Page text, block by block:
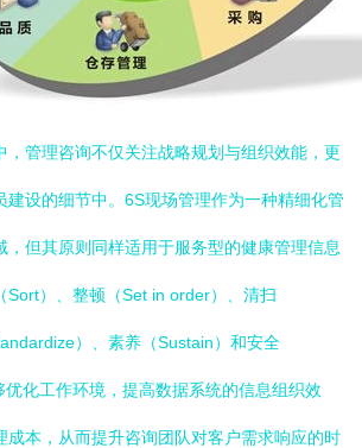
，管理咨询不仅关注战略规划与组织效能，更
建设的细节中。6S现场管理作为一种精细化管
，但其原则同样适用于服务型的健康管理信息
Sort）、整顿（Set in order）、清扫
）、素养（Sustain）和安全
优化工作环境，提高数据系统的信息组织效
成本，从而提升咨询团队对客户需求响应的时